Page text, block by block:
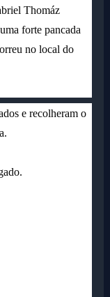
Thomáz
umaforte pancada
no local do
e recolheram o